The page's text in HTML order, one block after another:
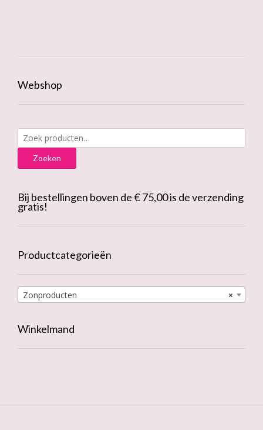
Webshop
Zoeken
naar:
Zoeken
Bij bestellingen boven de € 75,00 is de verzending
gratis!
Productcategorieën
×
Zonproducten
Winkelmand